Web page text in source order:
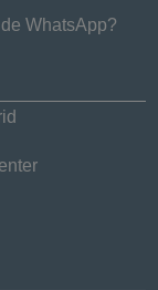
WhatsApp?